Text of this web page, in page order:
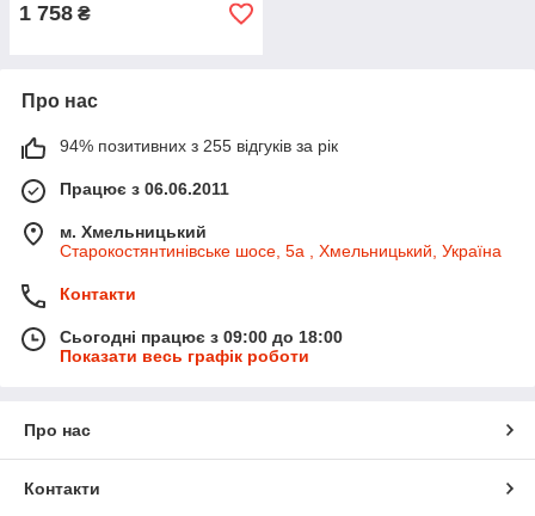
1 758 ₴
Про нас
94% позитивних з 255 відгуків за рік
Працює з 06.06.2011
м. Хмельницький
Старокостянтинівське шосе, 5а , Хмельницький, Україна
Контакти
Сьогодні працює з 09:00 до 18:00
Показати весь графік роботи
Про нас
Контакти